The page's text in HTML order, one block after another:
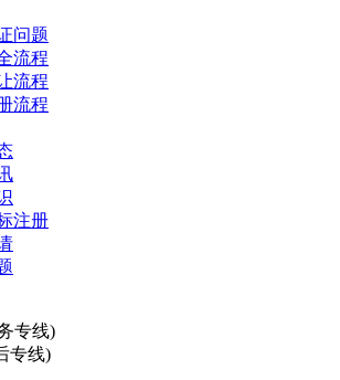
问题
流程
流程
流程
注册
专线)
专线)